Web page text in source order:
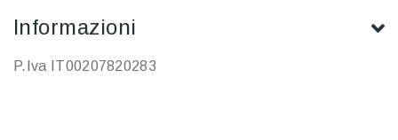
Informazioni
P.Iva IT00207820283